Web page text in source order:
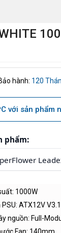
hành: 120
với sản phẩm
phẩm:
1000W
ATX12V V3.1
nguồn: Full-